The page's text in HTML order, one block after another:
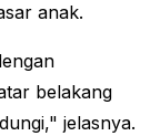
anak.
belakang
jelasnya.